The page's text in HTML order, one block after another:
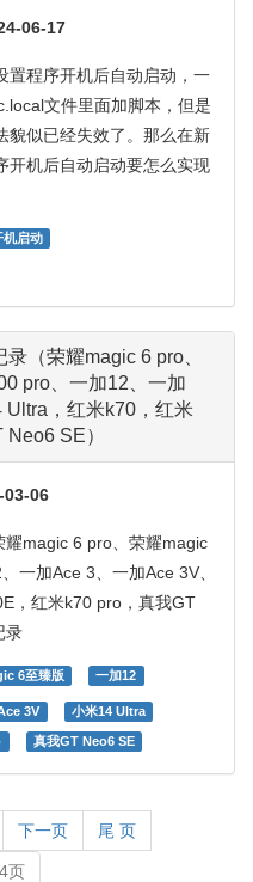
06-17
置程序开机后自动启动，一
文件里面加脚本，但是
貌似已经失效了。那么在新
开机后自动启动要怎么实现
启动
（荣耀magic 6 pro、
pro、一加12、一加
，红米k70，红米
SE）
03-06
耀magic 6 pro、荣耀magic
一加Ace 3、一加Ace 3V、
，红米k70 pro，真我GT
录
6至臻版 一加12
3V 小米14 Ultra
真我GT Neo6 SE
下一页 尾 页
页